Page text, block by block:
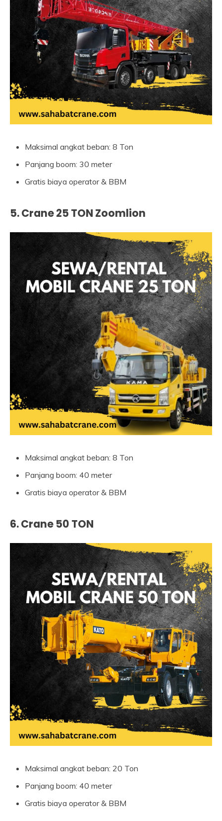
Maksimal angkat beban: 8 Ton
Panjang boom: 30 meter
Gratis biaya operator & BBM
5. Crane 25 TON Zoomlion
Maksimal angkat beban: 8 Ton
Panjang boom: 40 meter
Gratis biaya operator & BBM
6. Crane 50 TON
Maksimal angkat beban: 20 Ton
Panjang boom: 40 meter
Gratis biaya operator & BBM